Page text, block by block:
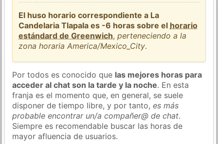
El huso horario correspondiente a La
Candelaria Tlapala es -6 horas sobre el horario
estándard de Greenwich,perteneciendo a la
zona horaria America/Mexico_City.
Por todos es conocido que las mejores horas para
acceder al chat son la tarde y la noche. En esta
franja es el momento que, en general, se suele
disponer de tiempo libre, y por tanto,es más
probable encontrar un/a compañer@ de chat.
Siempre es recomendable buscar las horas de
mayor afluencia de usuarios.